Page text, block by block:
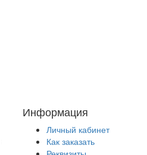
Информация
Личный кабинет
Как заказать